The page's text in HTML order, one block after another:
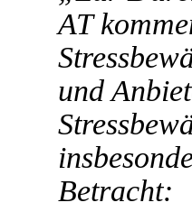
AT
und
Betracht: